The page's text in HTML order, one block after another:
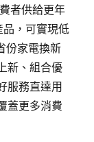
者供給更年
，可實現低
份家電換新
新、組合優
服務直達用
蓋更多消費